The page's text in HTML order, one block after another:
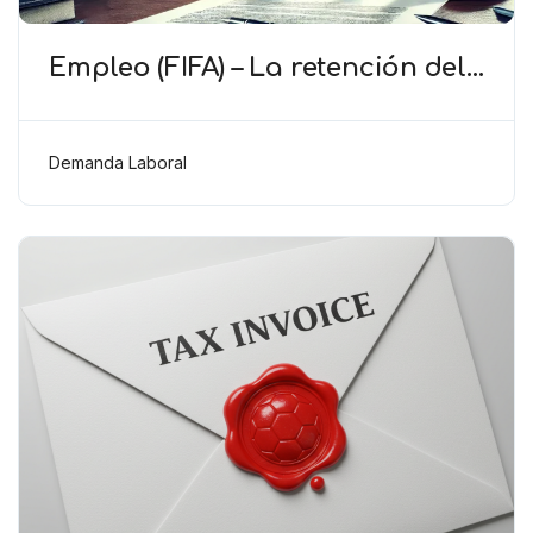
Empleo (FIFA) – La retención del
proporcional y tener una base
disciplinaria
Demanda Laboral